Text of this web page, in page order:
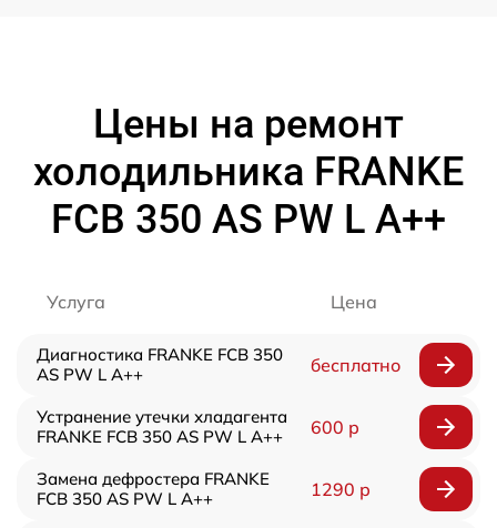
Цены на ремонт
холодильника FRANKE
FCB 350 AS PW L A++
Услуга Цена
Диагностика FRANKE FCB 350
AS PW L A++
бесплатно
Устранение утечки хладагента
FRANKE FCB 350 AS PW L A++
600 р
Замена дефростера FRANKE
FCB 350 AS PW L A++
1290 р